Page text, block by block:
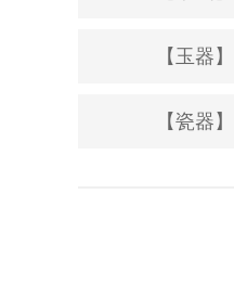
【玉器】
【瓷器】